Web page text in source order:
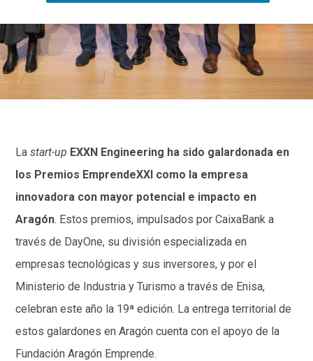
Lastart-up EXXN Engineering ha sido galardonada en
los Premios EmprendeXXI como la empresa
innovadora con mayor potencial e impacto en
Aragón. Estos premios, impulsados por CaixaBank a
través de DayOne, su división especializada en
empresas tecnológicas y sus inversores, y por el
Ministerio de Industria y Turismo a través de Enisa,
celebran este año la 19ª edición. La entrega territorial de
estos galardones en Aragón cuenta con el apoyo de la
Fundación Aragón Emprende.